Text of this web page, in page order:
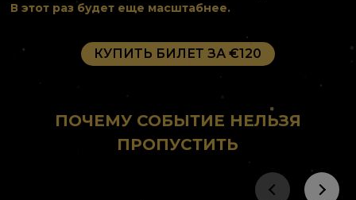
В этот раз будет еще масштабнее.
КУПИТЬ БИЛЕТ ЗА €120
ПОЧЕМУ СОБЫТИЕ НЕЛЬЗЯ
ПРОПУСТИТЬ